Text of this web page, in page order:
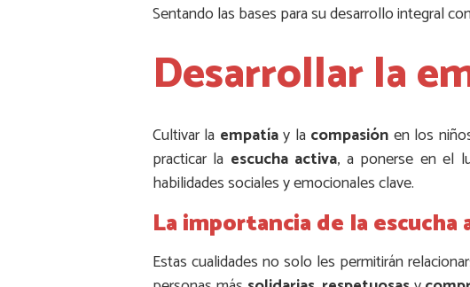
Sentando las bases para su desarrollo integral
Desarrollar la
Cultivar la empatíay la compasión en los
practicar la escucha activa, a ponerse en el
habilidades sociales y emocionales clave.
La importancia de la escucha
Estas cualidades no solo les permitirán